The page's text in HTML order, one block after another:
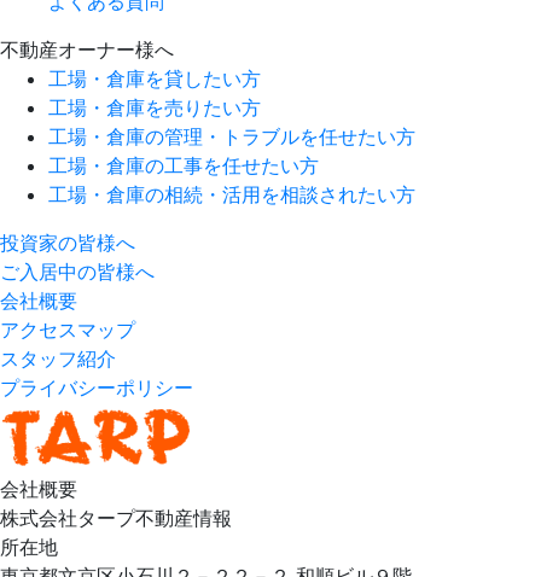
不動産オーナー様へ
工場・倉庫を貸したい方
工場・倉庫を売りたい方
工場・倉庫の管理・トラブルを任せたい方
工場・倉庫の工事を任せたい方
工場・倉庫の相続・活用を相談されたい方
投資家の皆様へ
ご入居中の皆様へ
会社概要
アクセスマップ
スタッフ紹介
プライバシーポリシー
会社概要
株式会社タープ不動産情報
所在地